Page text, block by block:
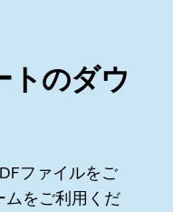
トのダウ
ファイルをご
ムをご利用くだ